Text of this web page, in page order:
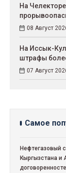
На
08 Август
На Иссык-
штрафы
07 Август
Самое
Нефтегазовый
Кыргызстана и